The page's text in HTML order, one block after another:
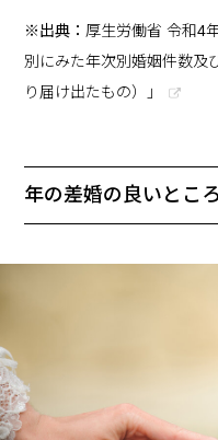
※出典： 厚生労働省 令和4
別にみた年次別婚姻件数及
り届け出たもの）」
年の差婚の良いところ